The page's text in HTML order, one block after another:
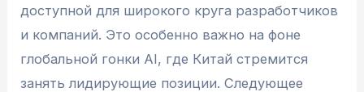
доступной для широкого круга разработчиков
и компаний. Это особенно важно на фоне
глобальной гонки AI, где Китай стремится
занять лидирующие позиции. Следующее